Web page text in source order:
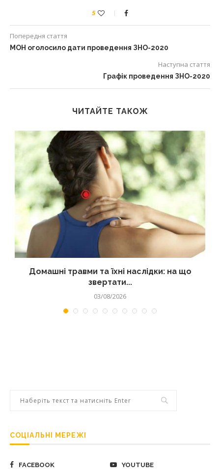
5
Попередня стаття
МОН оголосило дати проведення ЗНО-2020
Наступна стаття
Графік проведення ЗНО-2020
ЧИТАЙТЕ ТАКОЖ
Домашні травми та їхні наслідки: на що
звертати...
03/08/2026
СОЦІАЛЬНІ МЕРЕЖІ
FACEBOOK YOUTUBE